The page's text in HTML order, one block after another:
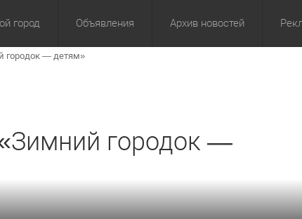
Культура
город Объявления Архив новостей
городок — детям»
городок —